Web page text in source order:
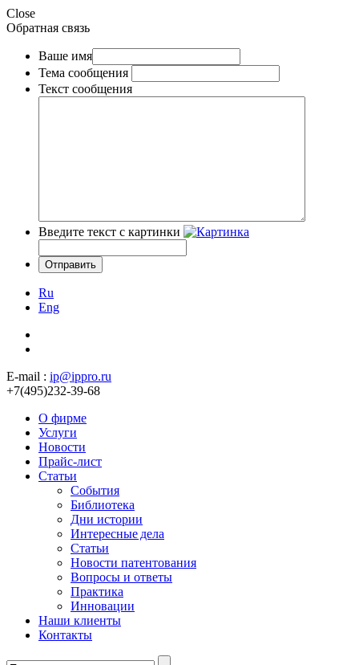
Close
Обратная связь
Ваше имя
Тема сообщения
Текст сообщения
Введите текст с картинки
Ru
Eng
E-mail : ip@ippro.ru
+7(495)232-39-68
О фирме
Услуги
Новости
Прайс-лист
Статьи
События
Библиотека
Дни истории
Интересные дела
Статьи
Новости патентования
Вопросы и ответы
Практика
Инновации
Наши клиенты
Контакты